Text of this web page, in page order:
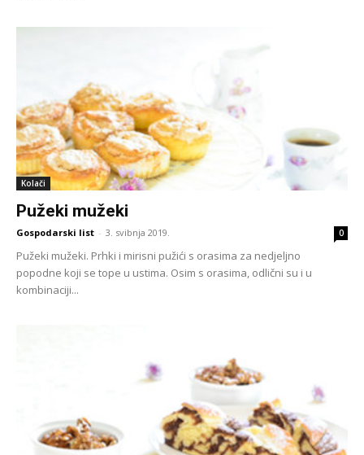
Kolači
Pužeki mužeki
Gospodarski list - 3. svibnja 2019. 0
Pužeki mužeki. Prhki i mirisni pužići s orasima za nedjeljno
popodne koji se tope u ustima. Osim s orasima, odlični su i u
kombinaciji...